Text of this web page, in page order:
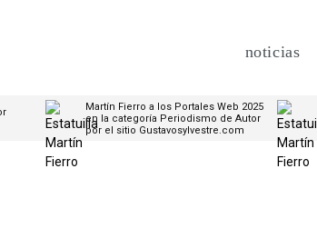
noticias
Martín Fierro a los Portales Web 2025
en la categoría Periodismo de Autor
por el sitio Gustavosylvestre.com